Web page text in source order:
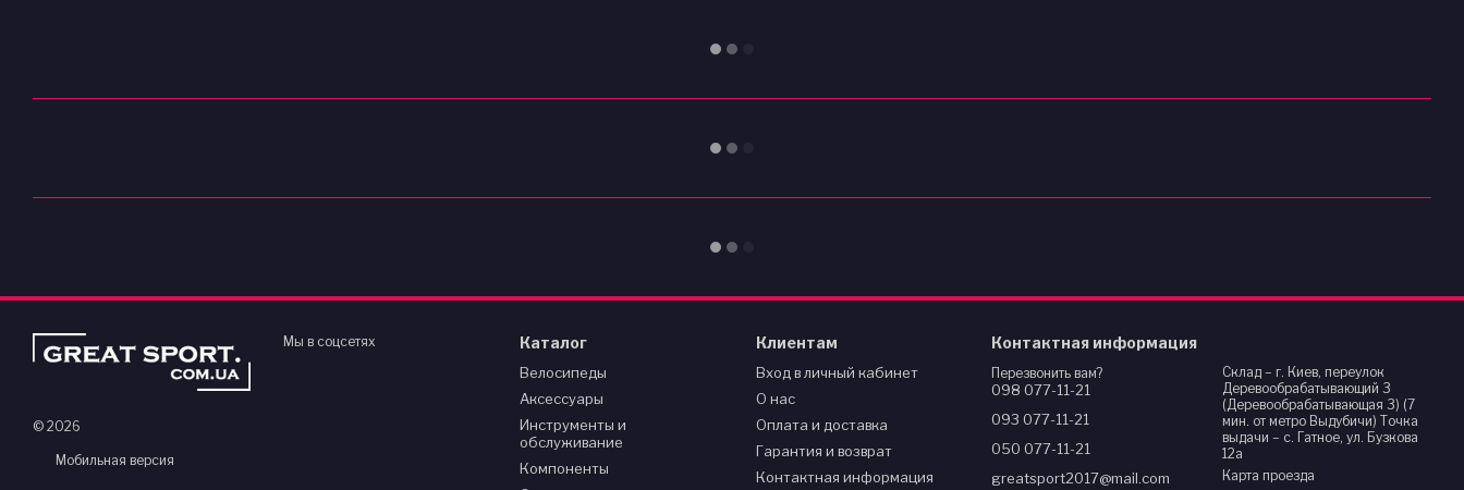
© 2026
Мобильная версия
Мы в соцсетях Каталог
Велосипеды
Аксессуары
Инструменты и
обслуживание
Компоненты
Клиентам
Вход в личный кабинет
О нас
Оплата и доставка
Гарантия и возврат
Контактная информация
Контактная информация
Перезвонить вам?
098 077-11-21
093 077-11-21
050 077-11-21
greatsport2017@mail.com
Склад – г. Киев, переулок
Деревообрабатывающий 3
(Деревообрабатывающая 3) (7
мин. от метро Выдубичи) Точка
выдачи – с. Гатное, ул. Бузкова
12а
Карта проезда